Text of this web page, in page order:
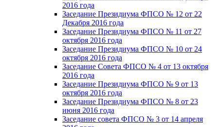
2016 года
Заседание Президиума ФПСО № 12 от 22
Декабря 2016 года
Заседание Президиума ФПСО № 11 от 27
октября 2016 года
Заседание Президиума ФПСО № 10 от 24
октября 2016 года
Заседание Совета ФПСО № 4 от 13 октября
2016 года
Заседание Президиума ФПСО № 9 от 13
октября 2016 года
Заседание Президиума ФПСО № 8 от 23
июня 2016 года
Заседание совета ФПСО № 3 от 14 апреля